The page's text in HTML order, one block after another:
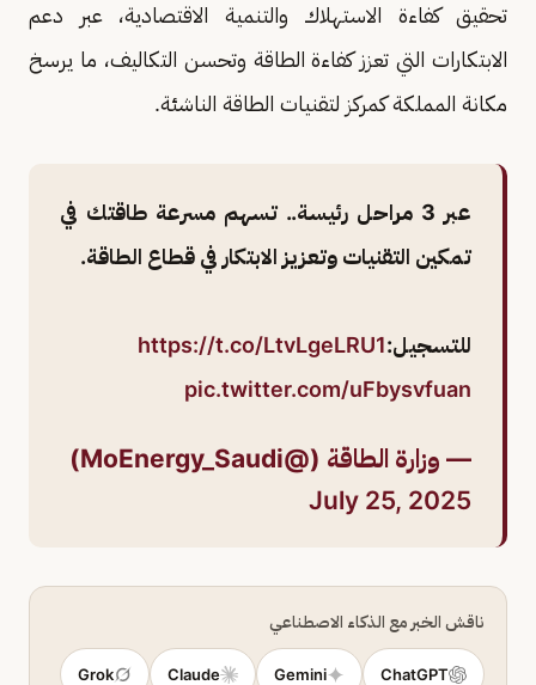
تحقيق كفاءة الاستهلاك والتنمية الاقتصادية، عبر دعم
الابتكارات التي تعزز كفاءة الطاقة وتحسن التكاليف، ما يرسخ
مكانة المملكة كمركز لتقنيات الطاقة الناشئة.
عبر 3 مراحل رئيسة.. تسهم مسرعة طاقتك في
تمكين التقنيات وتعزيز الابتكار في قطاع الطاقة.
للتسجيل:https://t.co/LtvLgeLRU1
pic.twitter.com/uFbysvfuan
— وزارة الطاقة (@MoEnergy_Saudi)
July 25, 2025
ناقش الخبر مع الذكاء الاصطناعي
ChatGPT
Gemini
Claude
Grok